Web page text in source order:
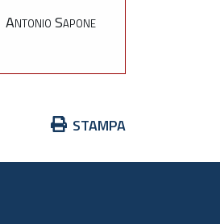
Antonio Sapone
Azioni
documento
STAMPA